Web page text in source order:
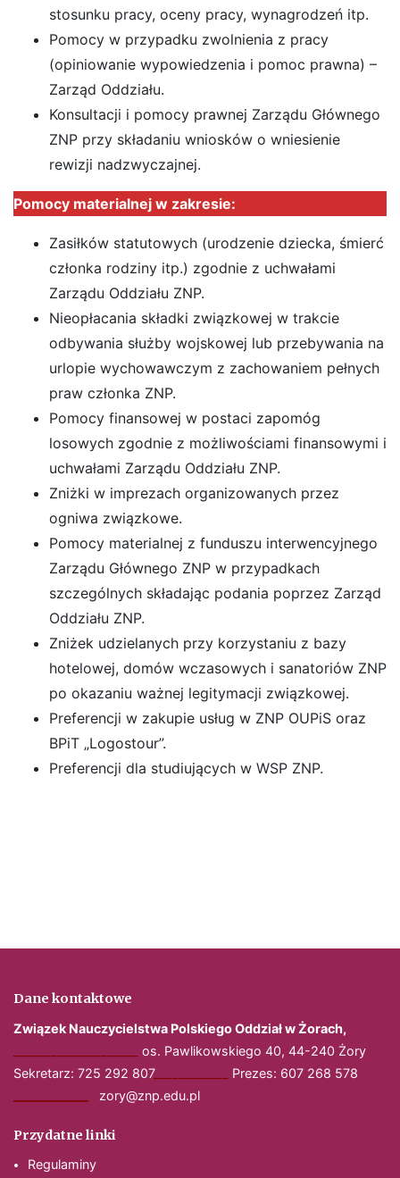
stosunku pracy, oceny pracy, wynagrodzeń itp.
Pomocy w przypadku zwolnienia z pracy
(opiniowanie wypowiedzenia i pomoc prawna) –
Zarząd Oddziału.
Konsultacji i pomocy prawnej Zarządu Głównego
ZNP przy składaniu wniosków o wniesienie
rewizji nadzwyczajnej.
Pomocy materialnej w zakresie:
Zasiłków statutowych (urodzenie dziecka, śmierć
członka rodziny itp.) zgodnie z uchwałami
Zarządu Oddziału ZNP.
Nieopłacania składki związkowej w trakcie
odbywania służby wojskowej lub przebywania na
urlopie wychowawczym z zachowaniem pełnych
praw członka ZNP.
Pomocy finansowej w postaci zapomóg
losowych zgodnie z możliwościami finansowymi i
uchwałami Zarządu Oddziału ZNP.
Zniżki w imprezach organizowanych przez
ogniwa związkowe.
Pomocy materialnej z funduszu interwencyjnego
Zarządu Głównego ZNP w przypadkach
szczególnych składając podania poprzez Zarząd
Oddziału ZNP.
Zniżek udzielanych przy korzystaniu z bazy
hotelowej, domów wczasowych i sanatoriów ZNP
po okazaniu ważnej legitymacji związkowej.
Preferencji w zakupie usług w ZNP OUPiS oraz
BPiT „Logostour”.
Preferencji dla studiujących w WSP ZNP.
Dane kontaktowe
Związek Nauczycielstwa PolskiegoOddział w Żorach,
os. Pawlikowskiego 40, 44-240 Żory
Sekretarz: 725 292 807____________
Prezes: 607 268 578
zory@znp.edu.pl
Przydatne linki
Regulaminy